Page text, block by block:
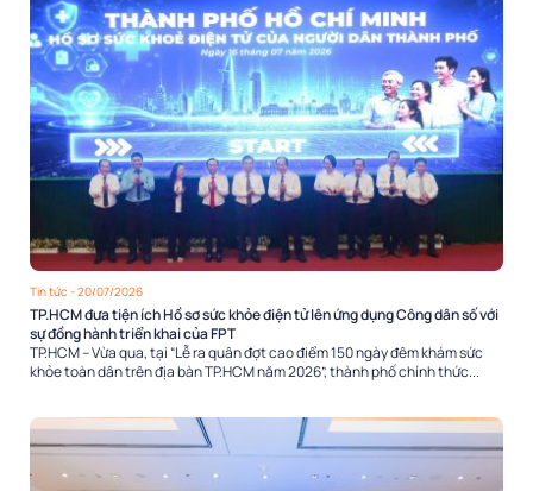
Tin tức - 20/07/2026
TP.HCM đưa tiện ích Hồ sơ sức khỏe điện tử lên ứng dụng Công dân số với
sự đồng hành triển khai của FPT
TP.HCM – Vừa qua, tại “Lễ ra quân đợt cao điểm 150 ngày đêm khám sức
khỏe toàn dân trên địa bàn TP.HCM năm 2026”, thành phố chính thức...